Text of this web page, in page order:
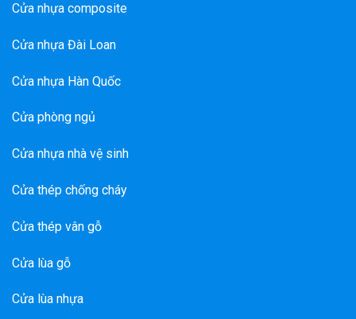
Cửa nhựa composite
Cửa nhựa Đài Loan
Cửa nhựa Hàn Quốc
Cửa phòng ngủ
Cửa nhựa nhà vệ sinh
Cửa thép chống cháy
Cửa thép vân gỗ
Cửa lùa gỗ
Cửa lùa nhựa